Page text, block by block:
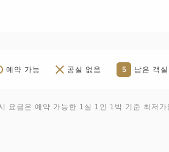
예약 가능 공실 없음 5 남은 객
요금은 예약 가능한 1실 1인 1박 기준 최저